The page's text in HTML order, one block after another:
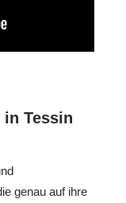
in Tessin
genau auf ihre